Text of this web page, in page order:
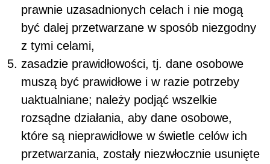
prawnie uzasadnionych celach i nie mogą
być dalej przetwarzane w sposób niezgodny
z tymi celami,
zasadzie prawidłowości, tj. dane osobowe
muszą być prawidłowe i w razie potrzeby
uaktualniane; należy podjąć wszelkie
rozsądne działania, aby dane osobowe,
które są nieprawidłowe w świetle celów ich
przetwarzania, zostały niezwłocznie usunięte